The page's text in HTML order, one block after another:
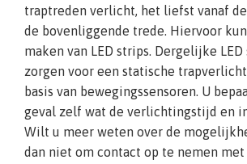
traptreden verlicht, het liefst vanaf
de bovenliggende trede. Hiervoor
maken van LED strips. Dergelijke
zorgen voor een statische
basis van bewegingssensoren. U
geval zelf wat de verlichtingstijd en
Wilt u meer weten over de
dan niet om contact op te nemen met